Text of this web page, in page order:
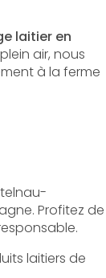
laitier en
air, nous
à la ferme
Profitez de
laitiers de